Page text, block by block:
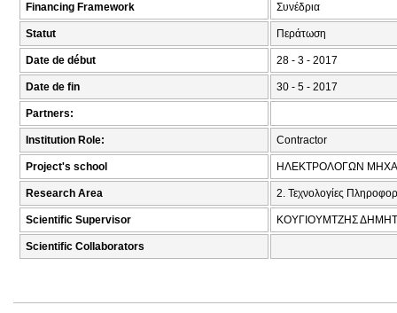
Financing Framework Συνέδρια
Statut Περάτωση
Date de début 28 - 3 - 2017
Date de fin 30 - 5 - 2017
Partners:
Institution Role: Contractor
Project's school ΗΛΕΚΤΡΟΛΟΓΩΝ
Research Area 2. Τεχνολογίες
Scientific Supervisor ΚΟΥΓΙΟΥΜΤΖΗΣ
Scientific Collaborators